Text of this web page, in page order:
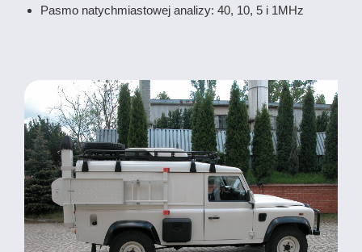
Pasmo natychmiastowej analizy: 40, 10, 5 i 1MHz